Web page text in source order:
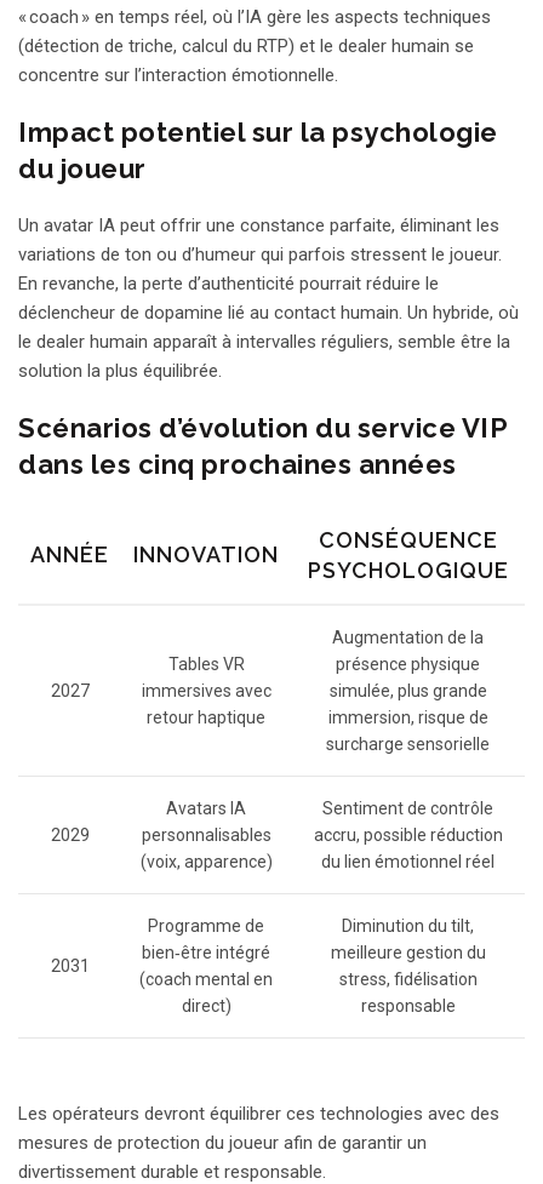
« coach » en temps réel, où l’IA gère les aspects techniques
(détection de triche, calcul du RTP) et le dealer humain se
concentre sur l’interaction émotionnelle.
Impact potentiel sur la psychologie
du joueur
Un avatar IA peut offrir une constance parfaite, éliminant les
variations de ton ou d’humeur qui parfois stressent le joueur.
En revanche, la perte d’authenticité pourrait réduire le
déclencheur de dopamine lié au contact humain. Un hybride, où
le dealer humain apparaît à intervalles réguliers, semble être la
solution la plus équilibrée.
Scénarios d’évolution du service VIP
dans les cinq prochaines années
ANNÉE INNOVATION
CONSÉQUENCE
PSYCHOLOGIQUE
2027
Tables VR
immersives avec
retour haptique
Augmentation de la
présence physique
simulée, plus grande
immersion, risque de
surcharge sensorielle
2029
Avatars IA
personnalisables
(voix, apparence)
Sentiment de contrôle
accru, possible réduction
du lien émotionnel réel
2031
Programme de
bien‑être intégré
(coach mental en
direct)
Diminution du tilt,
meilleure gestion du
stress, fidélisation
responsable
Les opérateurs devront équilibrer ces technologies avec des
mesures de protection du joueur afin de garantir un
divertissement durable et responsable.